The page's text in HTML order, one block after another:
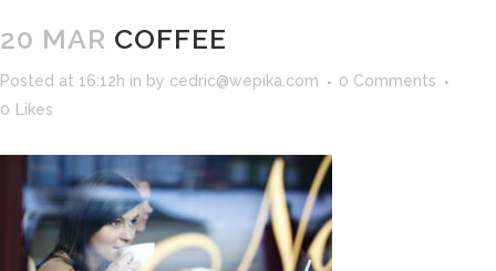
20 MAR COFFEE
Posted at 16:12h in by cedric@wepika.com
0 Comments
0
Likes